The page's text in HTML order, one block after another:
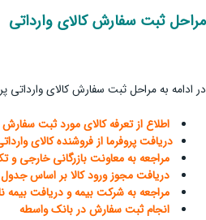
مراحل ثبت سفارش کالای وارداتی
در ادامه به مراحل ثبت سفارش کالای وارداتی
اطلاع از تعرفه کالای مورد ثبت سفارش
دریافت پروفرما از فروشنده کالای
مراجعه به معاونت بازرگانی خارجی
دریافت مجوز ورود کالا بر اساس
مراجعه به شرکت بیمه و دریافت بیمه
انجام ثبت سفارش در بانک واسطه